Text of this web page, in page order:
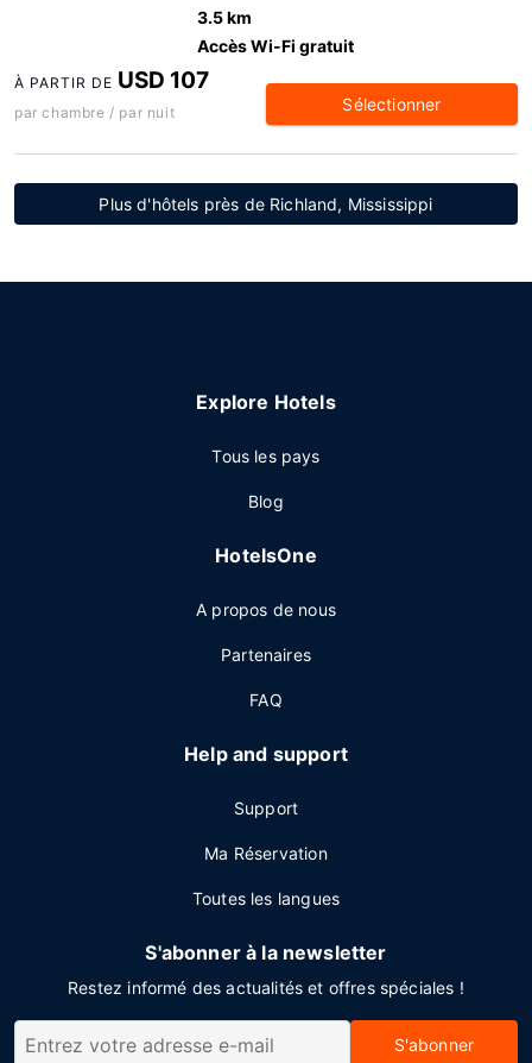
3.5 km
Accès Wi-Fi gratuit
À PARTIR DE USD 107
par chambre / par nuit Sélectionner
Plus d'hôtels près de Richland, Mississippi
Explore Hotels
Tous les pays
Blog
HotelsOne
A propos de nous
Partenaires
FAQ
Help and support
Support
Ma Réservation
Toutes les langues
S'abonner à la newsletter
Restez informé des actualités et offres spéciales !
S'abonner